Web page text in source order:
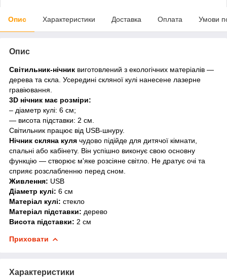
Опис Характеристики Доставка Оплата Умови
Опис
Світильник-нічник виготовлений з екологічних матеріалів —
дерева та скла. Усередині скляної кулі нанесене лазерне
гравіювання.
3D нічник має розміри:
– діаметр кулі: 6 см;
— висота підставки: 2 см.
Світильник працює від USB-шнуру.
Нічник скляна куля чудово підійде для дитячої кімнати,
спальні або кабінету. Він успішно виконує свою основну
функцію — створює м'яке розсіяне світло. Не дратує очі та
сприяє розслабленню перед сном.
Живлення: USB
Діаметр кулі: 6 см
Матеріал кулі: стекло
Матеріал підставки: дерево
Висота підставки: 2 см
Приховати
Характеристики